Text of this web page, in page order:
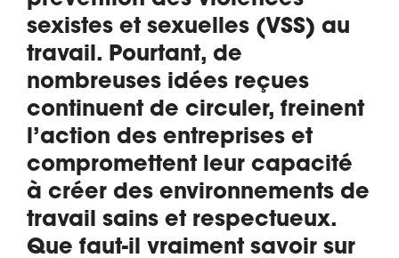
sexistes et sexuelles (VSS) au
travail. Pourtant, de
nombreuses idées reçues
continuent de circuler, freinent
l’action des entreprises et
compromettent leur capacité
à créer des environnements de
travail sains et respectueux.
Que faut-il vraiment savoir sur